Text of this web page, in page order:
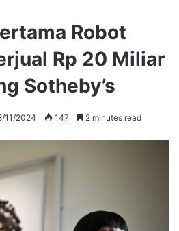
Robot
Rp 20 Miliar
Sotheby’s
11/2024 147 2 minutes read